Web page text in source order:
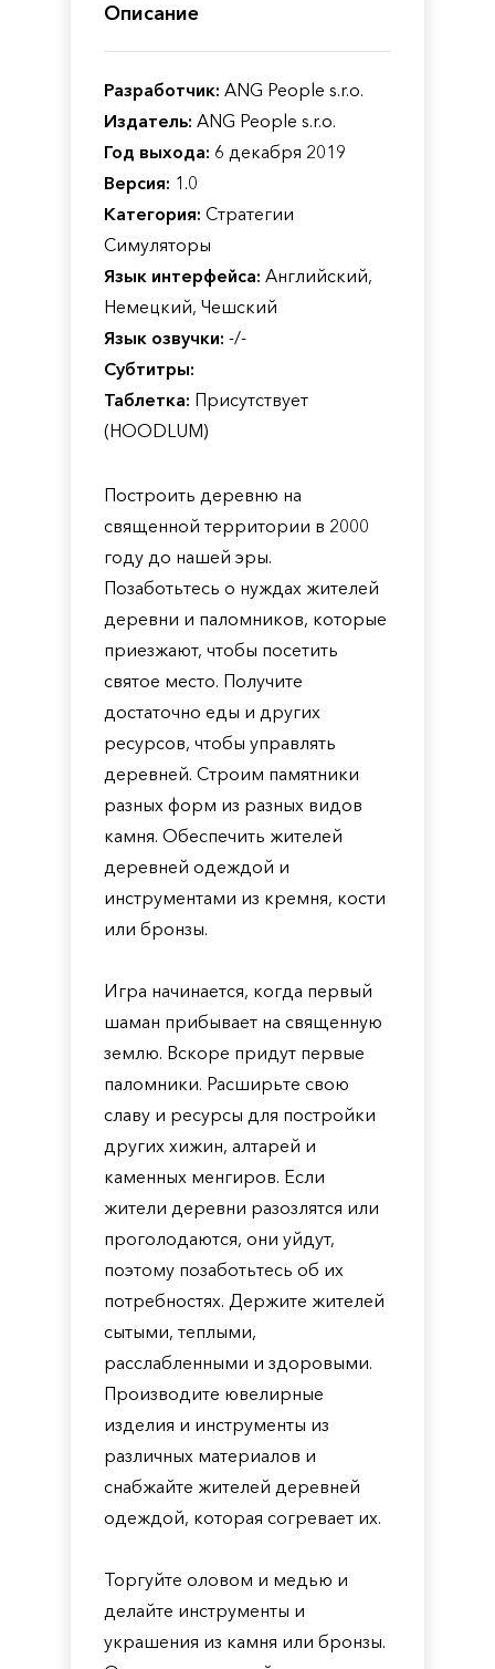
Описание
Разработчик: ANG People s.r.o.
Издатель: ANG People s.r.o.
Год выхода: 6 декабря 2019
Версия: 1.0
Категория: Стратегии
Симуляторы
Язык интерфейса: Английский,
Немецкий, Чешский
Язык озвучки: -/-
Субтитры:
Таблетка: Присутствует
(HOODLUM)
Построить деревню на
священной территории в 2000
году до нашей эры.
Позаботьтесь о нуждах жителей
деревни и паломников, которые
приезжают, чтобы посетить
святое место. Получите
достаточно еды и других
ресурсов, чтобы управлять
деревней. Строим памятники
разных форм из разных видов
камня. Обеспечить жителей
деревней одеждой и
инструментами из кремня, кости
или бронзы.
Игра начинается, когда первый
шаман прибывает на священную
землю. Вскоре придут первые
паломники. Расширьте свою
славу и ресурсы для постройки
других хижин, алтарей и
каменных менгиров. Если
жители деревни разозлятся или
проголодаются, они уйдут,
поэтому позаботьтесь об их
потребностях. Держите жителей
сытыми, теплыми,
расслабленными и здоровыми.
Производите ювелирные
изделия и инструменты из
различных материалов и
снабжайте жителей деревней
одеждой, которая согревает их.
Торгуйте оловом и медью и
делайте инструменты и
украшения из камня или бронзы.